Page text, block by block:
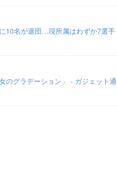
10名が退団…現所属はわずか7選手
のグラデーション」 - ガジェット通